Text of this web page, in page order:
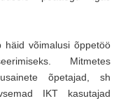
häid võimalusi õppetöö
Mitmetes
õpetajad, sh
IKT kasutajad